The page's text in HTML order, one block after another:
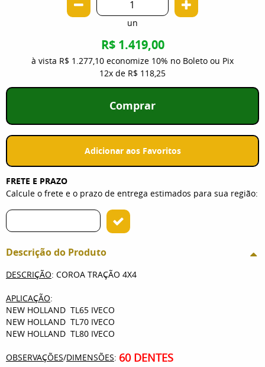
un
R$ 1.419,00
à vista R$ 1.277,10 economize 10% no Boleto ou Pix
12x de R$ 118,25
Comprar
Adicionar aos Favoritos
FRETE E PRAZO
Calcule o frete e o prazo de entrega estimados para sua região:
Descrição do Produto
DESCRIÇÃO: COROA TRAÇÃO 4X4
APLICAÇÃO:
NEW HOLLAND TL65 IVECO
NEW HOLLAND TL70 IVECO
NEW HOLLAND TL80 IVECO
OBSERVAÇÕES/DIMENSÕES: 60 DENTES